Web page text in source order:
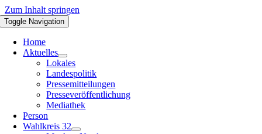
Zum Inhalt springen
Toggle Navigation
Home
Aktuelles
Lokales
Landespolitik
Pressemitteilungen
Presseveröffentlichung
Mediathek
Person
Wahlkreis 32